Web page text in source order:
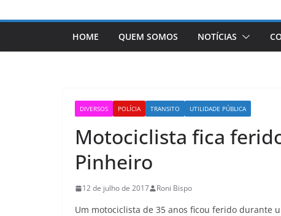
HOME QUEM SOMOS NOTÍCIAS
DIVERSOS POLÍCIA TRANSITO UTILIDADE PÚBLICA
Motociclista fica
Pinheiro
12 de julho de 2017 Roni Bispo
Um motociclista de 35 anos ficou ferido durante